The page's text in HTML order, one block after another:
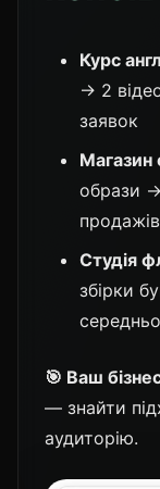
Курс
→ 2
заявок
Магазин
образи
продажів
Студія
збірки
🎯 Ваш
— знайти
аудиторію.